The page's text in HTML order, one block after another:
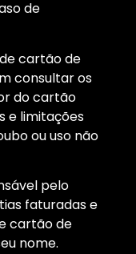
de
cartão de
consultar os
do cartão
e limitações
ou uso não
pelo
faturadas e
cartão de
nome.